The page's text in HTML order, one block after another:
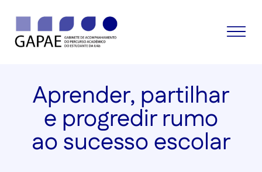
Aprender, partilhar
e progredir rumo
ao sucesso escolar